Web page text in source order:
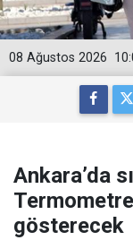
08 Ağustos 2026
Ankara’da
gösterecek